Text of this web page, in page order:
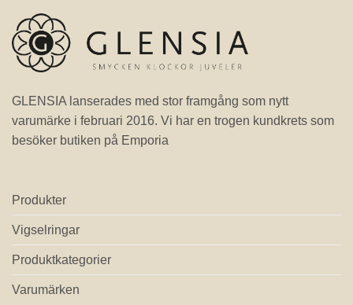
GLENSIA lanserades med stor framgång som nytt
varumärke i februari 2016. Vi har en trogen kundkrets som
besöker butiken på Emporia
Produkter
Vigselringar
Produktkategorier
Varumärken